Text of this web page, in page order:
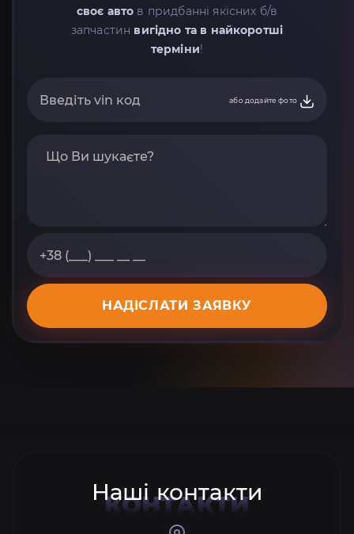
своє авто в придбанні якісних б/в
запчастин вигідно та в найкоротші
терміни!
або додайте фото
НАДІСЛАТИ ЗАЯВКУ
Наші контакти
КОНТАКТИ